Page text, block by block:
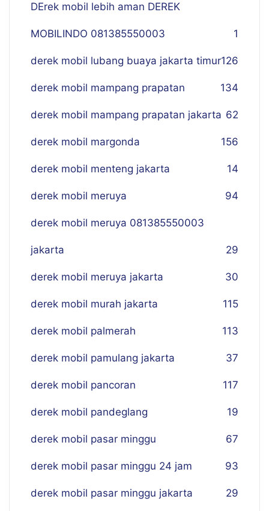
DErek mobil lebih aman DEREK
MOBILINDO 081385550003 1
derek mobil lubang buaya jakarta timur126
derek mobil mampang prapatan 134
derek mobil mampang prapatan jakarta 62
derek mobil margonda 156
derek mobil menteng jakarta 14
derek mobil meruya 94
derek mobil meruya 081385550003
jakarta 29
derek mobil meruya jakarta 30
derek mobil murah jakarta 115
derek mobil palmerah 113
derek mobil pamulang jakarta 37
derek mobil pancoran 117
derek mobil pandeglang 19
derek mobil pasar minggu 67
derek mobil pasar minggu 24 jam 93
derek mobil pasar minggu jakarta 29